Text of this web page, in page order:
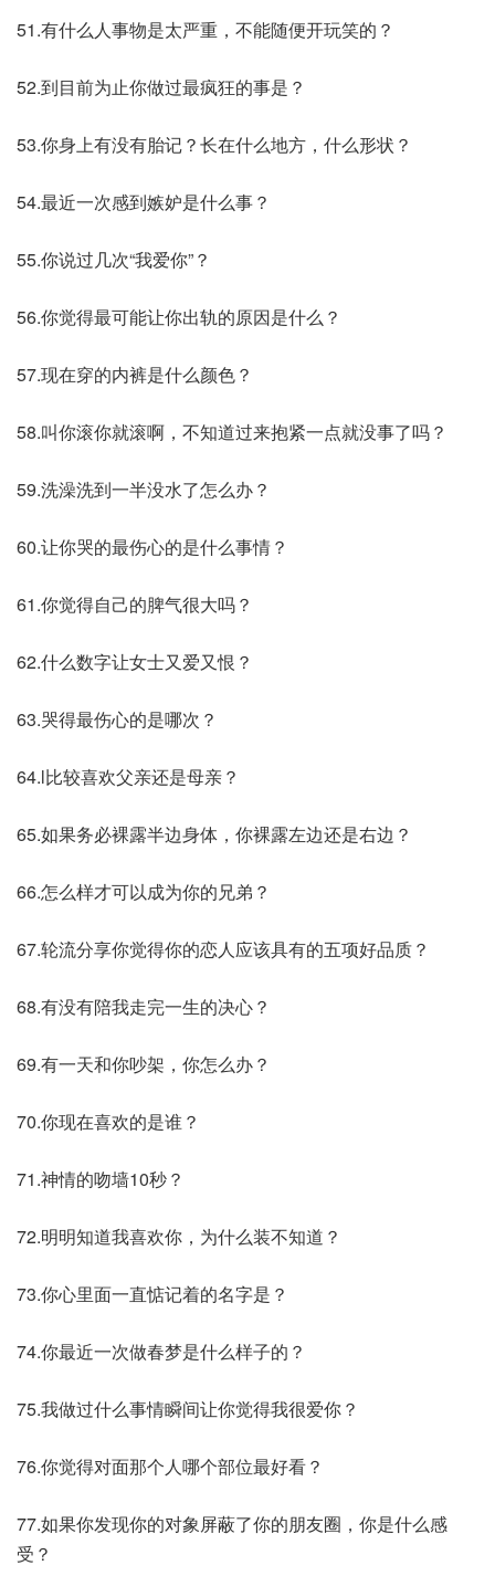
51.有什么人事物是太严重，不能随便开玩笑的？
52.到目前为止你做过最疯狂的事是？
53.你身上有没有胎记？长在什么地方，什么形状？
54.最近一次感到嫉妒是什么事？
55.你说过几次“我爱你”？
56.你觉得最可能让你出轨的原因是什么？
57.现在穿的内裤是什么颜色？
58.叫你滚你就滚啊，不知道过来抱紧一点就没事了吗？
59.洗澡洗到一半没水了怎么办？
60.让你哭的最伤心的是什么事情？
61.你觉得自己的脾气很大吗？
62.什么数字让女士又爱又恨？
63.哭得最伤心的是哪次？
64.l比较喜欢父亲还是母亲？
65.如果务必裸露半边身体，你裸露左边还是右边？
66.怎么样才可以成为你的兄弟？
67.轮流分享你觉得你的恋人应该具有的五项好品质？
68.有没有陪我走完一生的决心？
69.有一天和你吵架，你怎么办？
70.你现在喜欢的是谁？
71.神情的吻墙10秒？
72.明明知道我喜欢你，为什么装不知道？
73.你心里面一直惦记着的名字是？
74.你最近一次做春梦是什么样子的？
75.我做过什么事情瞬间让你觉得我很爱你？
76.你觉得对面那个人哪个部位最好看？
77.如果你发现你的对象屏蔽了你的朋友圈，你是什么感
受？